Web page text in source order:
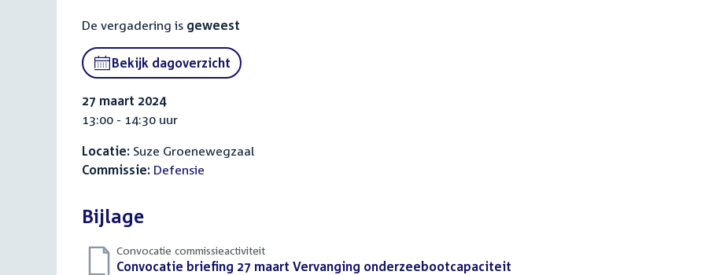
De vergadering is geweest
Bekijk dagoverzicht
27 maart 2024
13:00 - 14:30 uur
Locatie: Suze Groenewegzaal
Commissie: Defensie
Bijlage
Convocatie commissieactiviteit
Download
Convocatie briefing 27 maart Vervanging onderzeebootcapaciteit